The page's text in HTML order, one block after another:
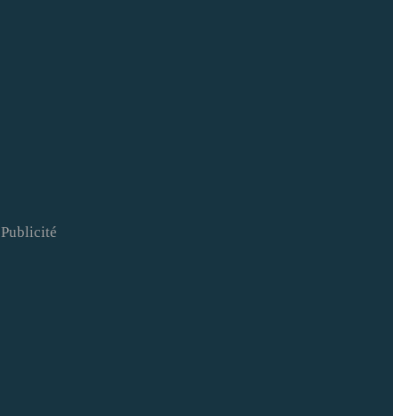
Publicité